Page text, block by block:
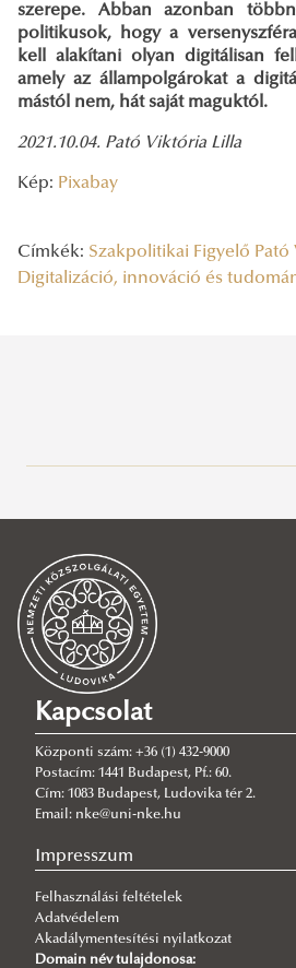
Európa válaszúton: versenyképesség,
elnökség után
2026/06/29
Kerekasztalbeszélgetés keretében
tapasztalatait és esélyeit
2026/05/27
Kutatónk a koszovói politikai helyzetről
panelbeszélgetésén vett részt
2026/05/13
Franciaország két választás között - A
választások és a jövő év tavaszán
2026/04/22
Az Európai Unió előtt álló kihívások és
Könvyfordításban vett részt kutatónk
szerepe. Abban azonban
politikusok, hogy a
kell alakítani olyan digitálisan
amely az állampolgárokat a
mástól nem, hát saját maguktól.
2021.10.04. Pató Viktória Lilla
Kép: Pixabay
Címkék: Szakpolitikai Figyelő
Digitalizáció, innováció és
Kapcsolat
Központi szám: +36 (1) 432-9000
Postacím: 1441 Budapest, Pf.: 60.
Cím: 1083 Budapest, Ludovika tér 2.
Email: nke@uni-nke.hu
Impresszum
Felhasználási feltételek
Adatvédelem
Akadálymentesítési nyilatkozat
Domain név tulajdonosa: